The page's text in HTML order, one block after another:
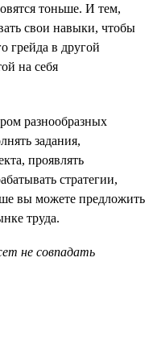
тоньше. И тем,
свои навыки, чтобы
грейда в другой
на себя
разнообразных
задания,
проявлять
стратегии,
вы можете предложить
труда.
не совпадать